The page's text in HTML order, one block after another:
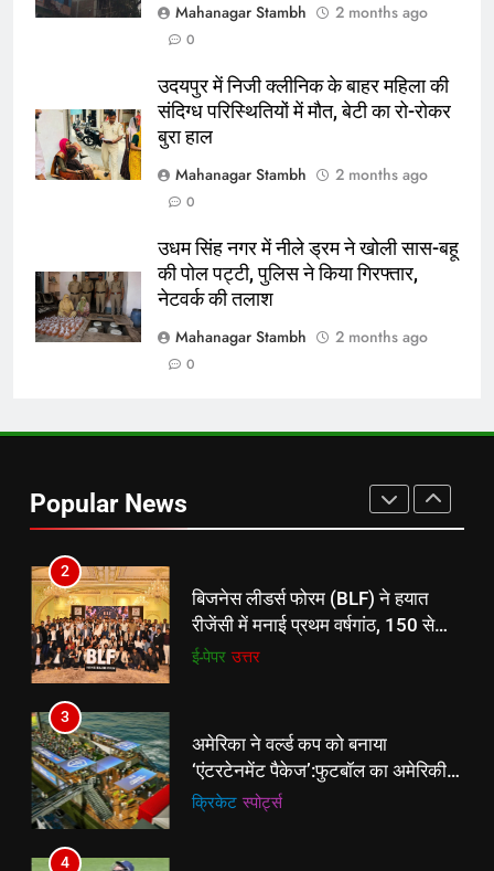
Mahanagar Stambh
2 months ago
0
उदयपुर में निजी क्लीनिक के बाहर महिला की
संदिग्ध परिस्थितियों में मौत, बेटी का रो-रोकर
बुरा हाल
Mahanagar Stambh
2 months ago
0
उधम सिंह नगर में नीले ड्रम ने खोली सास-बहू
की पोल पट्टी, पुलिस ने किया गिरफ्तार,
नेटवर्क की तलाश
Mahanagar Stambh
2 months ago
0
Popular News
अररिया में ‘जीरो ऑफिस डे’ अभियान
शुरू:उप विकास आयुक्त ने ग्रामीणों से जॉब
पूर्व राज्य
7
बहा:दर्जनों गांवों का संपर्क टूटा, 12 KM
8
रूट 4 साल बाद इंग्लैंड की कप्तानी
करेंगे:नाइटक्लब केस के चलते स्टोक्स-
एटकिंसन दूसरे टेस्ट से बाहर; आर्चर की
न्यूज़
चार्टर्ड अकाउंटेंट्स के बीच रोमांचक
2
बिजनेस लीडर्स फोरम (BLF) ने हयात
रीजेंसी में मनाई प्रथम वर्षगांठ, 150 से
अधिक उद्योगपति एवं पेशेवर हुए शामिल
ई-पेपर उत्तर
3
अमेरिका ने वर्ल्ड कप को बनाया
‘एंटरटेनमेंट पैकेज’:फुटबॉल का अमेरिकी
मेकओवर, कई मेगा कॉन्सर्ट; मशहूर हस्तियों
क्रिकेट ‎स्पोर्ट्स
4